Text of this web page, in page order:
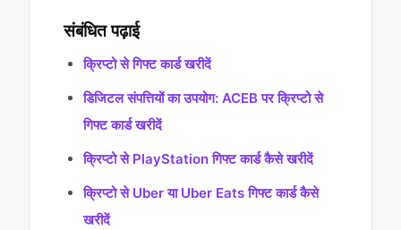
संबंधित पढ़ाई
क्रिप्टो से गिफ्ट कार्ड खरीदें
डिजिटल संपत्तियों का उपयोग: ACEB पर क्रिप्टो से
गिफ्ट कार्ड खरीदें
क्रिप्टो से PlayStation गिफ्ट कार्ड कैसे खरीदें
क्रिप्टो से Uber या Uber Eats गिफ्ट कार्ड कैसे
खरीदें